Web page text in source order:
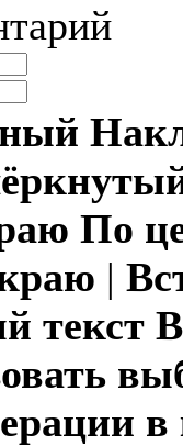
По
|
текст